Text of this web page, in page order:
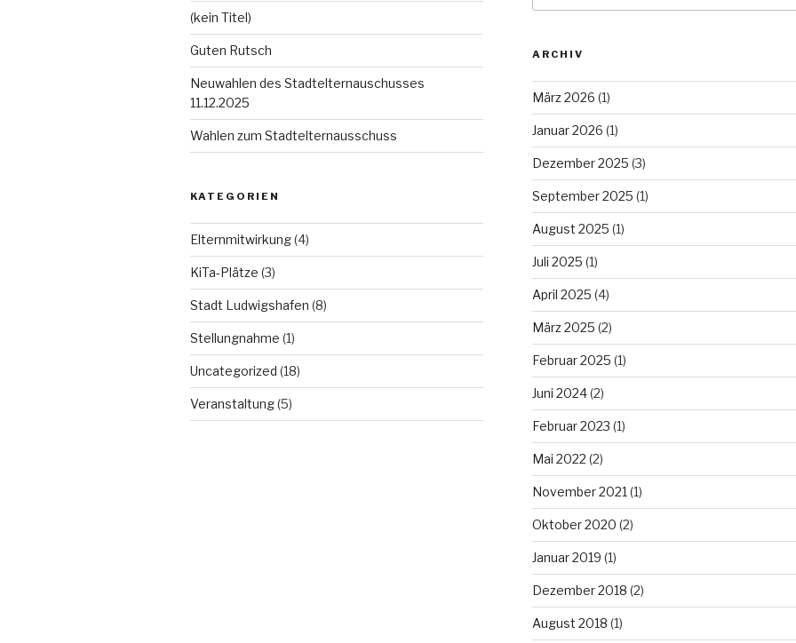
(kein Titel)
Guten Rutsch
Neuwahlen des Stadtelternauschusses
11.12.2025
Wahlen zum Stadtelternausschuss
KATEGORIEN
Elternmitwirkung(4)
KiTa-Plätze (3)
Stadt Ludwigshafen (8)
Stellungnahme (1)
Uncategorized (18)
Veranstaltung(5)
ARCHIV
März 2026 (1)
Januar 2026 (1)
Dezember 2025 (3)
September 2025 (1)
August 2025 (1)
Juli 2025 (1)
April 2025 (4)
März 2025 (2)
Februar 2025 (1)
Juni 2024(2)
Februar 2023 (1)
Mai 2022 (2)
November 2021 (1)
Oktober 2020 (2)
Januar 2019 (1)
Dezember 2018 (2)
August 2018 (1)